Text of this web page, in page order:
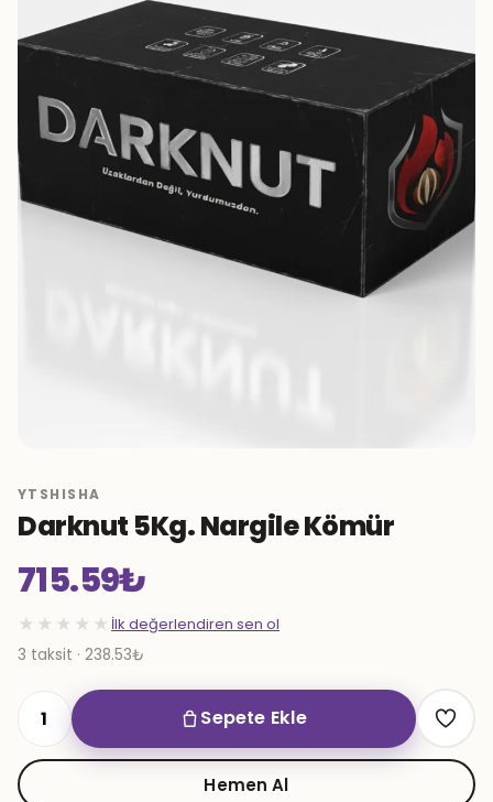
YTSHISHA
Darknut 5Kg. Nargile Kömür
715.59₺
★★★★★ İlk değerlendiren sen ol
3 taksit · 238.53₺
Darknut
5Kg.
Nargile
Sepete Ekle
Hemen Al